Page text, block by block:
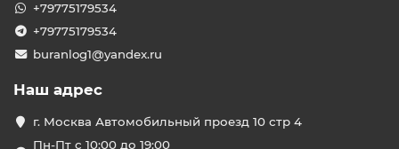
+79775179534
+79775179534
buranlog1@yandex.ru
Наш адрес
г. Москва Автомобильный проезд 10 стр 4
Пн-Пт с 10:00 до 19:00